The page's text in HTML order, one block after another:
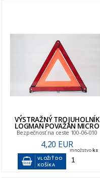
VÝSTRAŽNÝ TROJUHOLNÍK
LOGMAN POVAŽAN MICRO
Bezpečnosť na ceste 100-06-010
4,20 EUR
VLOŽIŤ DO
KOŠÍKA
množstvoks